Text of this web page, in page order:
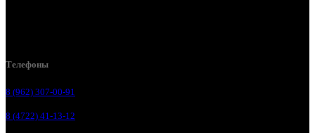
Телефоны
8 (962) 307-00-91
8 (4722) 41-13-12